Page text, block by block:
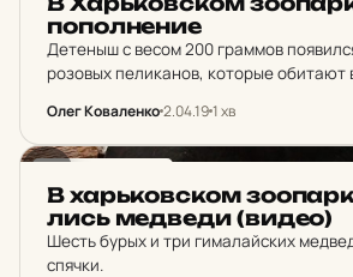
по­пол­не­ние
Детеныш с весом 200 граммов
розовых пеликанов, которые обитают
содержатся в зоопарке уже почти 50
Олег Коваленко2.04.191 хв
В харь­ков­ском
лись мед­ве­ди (видео)
Шесть бурых и три гималайских
спячки.